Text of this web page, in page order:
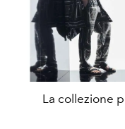
La collezione